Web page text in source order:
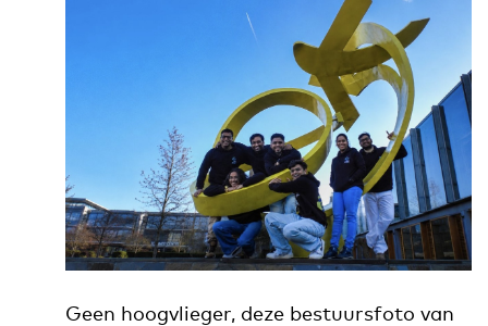
Geen hoogvlieger, deze bestuursfoto van